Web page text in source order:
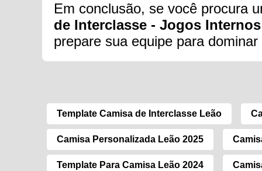
Em conclusão, se você procura
de Interclasse - Jogos Internos
prepare sua equipe para
Template Camisa de Interclasse Leão
Camisa Personalizada Leão 2025
Template Para Camisa Leão 2024